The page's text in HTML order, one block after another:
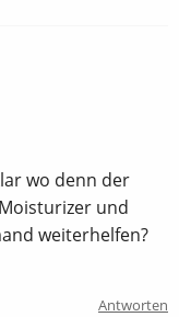
wo denn der
und
weiterhelfen?
Antworten